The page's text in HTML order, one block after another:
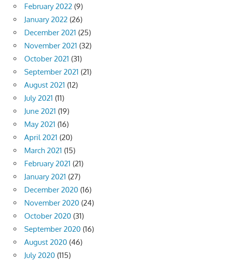
February 2022 (9)
January 2022 (26)
December 2021 (25)
November 2021 (32)
October 2021 (31)
September 2021 (21)
August 2021 (12)
July 2021 (11)
June 2021 (19)
May 2021 (16)
April 2021 (20)
March 2021 (15)
February 2021 (21)
January 2021 (27)
December 2020 (16)
November 2020 (24)
October 2020 (31)
September 2020 (16)
August 2020 (46)
July 2020 (115)